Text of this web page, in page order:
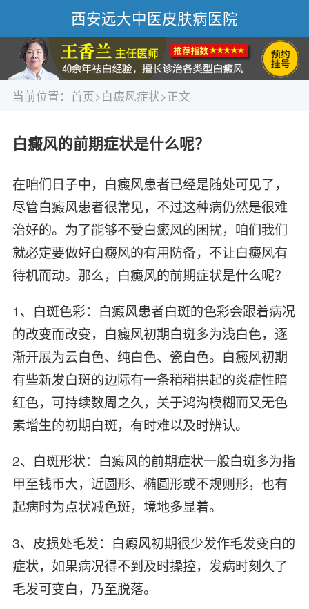
西安远大中医皮肤病医院
当前位置： 首页>白癜风症状>正文
白癜风的前期症状是什么呢？
在咱们日子中，白癜风患者已经是随处可见了，
尽管白癜风患者很常见，不过这种病仍然是很难
治好的。为了能够不受白癜风的困扰，咱们我们
就必定要做好白癜风的有用防备，不让白癜风有
待机而动。那么，白癜风的前期症状是什么呢？
1、白斑色彩：白癜风患者白斑的色彩会跟着病况
的改变而改变，白癜风初期白斑多为浅白色，逐
渐开展为云白色、纯白色、瓷白色。白癜风初期
有些新发白斑的边际有一条稍稍拱起的炎症性暗
红色，可持续数周之久，关于鸿沟模糊而又无色
素增生的初期白斑，有时难以及时辨认。
2、白斑形状：白癜风的前期症状一般白斑多为指
甲至钱币大，近圆形、椭圆形或不规则形，也有
起病时为点状减色斑，境地多显着。
3、皮损处毛发：白癜风初期很少发作毛发变白的
症状，如果病况得不到及时操控，发病时刻久了
毛发可变白，乃至脱落。